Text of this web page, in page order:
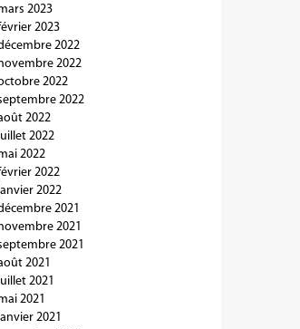
2023
2023
2022
2022
2022
2022
2022
2022
2022
2022
2022
2021
2021
2021
2021
2021
2021
2021